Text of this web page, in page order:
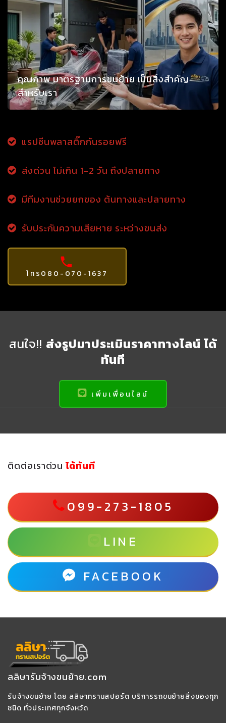
คุณภาพ มาตรฐานการขนย้าย เป็นสิ่งสำคัญ
สำหรับเรา
แรปซีนพลาสติ๊กกันรอยฟรี
ส่งด่วน ไม่เกิน 1-2 วัน ถึงปลายทาง
มีทีมงานช่วยยกของ ต้นทางและปลายทาง
รับประกันความเสียหาย ระหว่างขนส่ง
โทร080-070-1637
สนใจ!! ส่งรูปมาประเมินราคาทางไลน์ ได้
ทันที
เพิ่มเพื่อนไลน์
ติดต่อเราด่วนได้ทันที
099-273-1805
LINE
FACEBOOK
ลลิษารับจ้างขนย้าย.com
รับจ้างขนย้าย โดย ลลิษาทรานสปอร์ต บริการรถขนย้ายสิ่งของทุก
ชนิด ทั่วประเทศทุกจังหวัด